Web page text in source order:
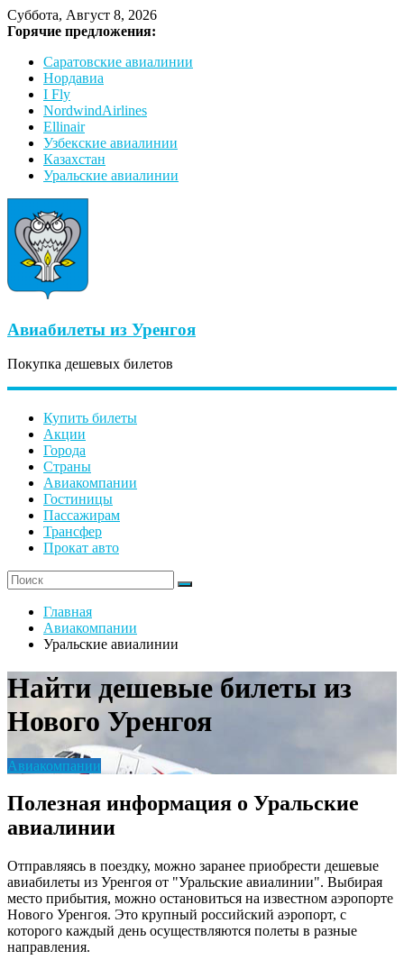
Суббота, Август 8, 2026
Горячие предложения:
Саратовские авиалинии
Нордавиа
I Fly
NordwindAirlines
Ellinair
Узбекские авиалинии
Казахстан
Уральские авиалинии
Авиабилеты из Уренгоя
Покупка дешевых билетов
Купить билеты
Акции
Города
Страны
Авиакомпании
Гостиницы
Пассажирам
Трансфер
Прокат авто
Главная
Авиакомпании
Уральские авиалинии
Найти дешевые билеты из
Нового Уренгоя
Авиакомпании
Полезная информация о Уральские
авиалинии
Отправляясь в поездку, можно заранее приобрести дешевые
авиабилеты из Уренгоя от "Уральские авиалинии". Выбирая
место прибытия, можно остановиться на известном аэропорте
Нового Уренгоя. Это крупный российский аэропорт, с
которого каждый день осуществляются полеты в разные
направления.